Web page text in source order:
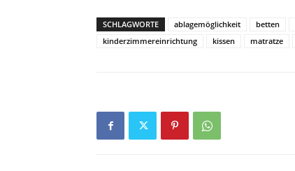
SCHLAGWORTE ablagemöglichkeit betten
kinderzimmereinrichtung
kissen matratze